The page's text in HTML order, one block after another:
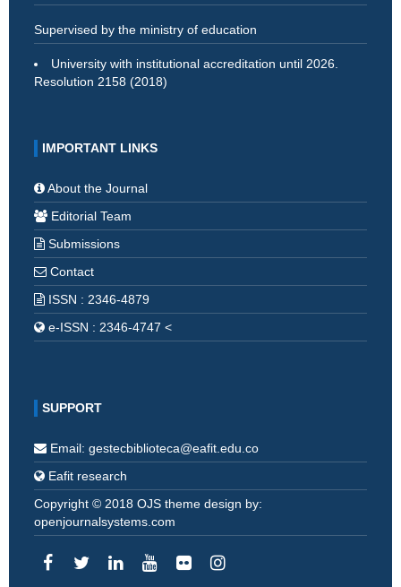
Supervised by the ministry of education
University with institutional accreditation until 2026.
Resolution 2158 (2018)
IMPORTANT LINKS
About the Journal
Editorial Team
Submissions
Contact
ISSN : 2346-4879
e-ISSN : 2346-4747 <
SUPPORT
Email: gestecbiblioteca@eafit.edu.co
Eafit research
Copyright © 2018 OJS theme design by:
openjournalsystems.com